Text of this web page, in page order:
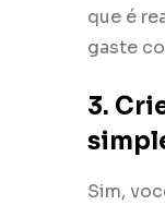
que é
gaste
3.
Sim,